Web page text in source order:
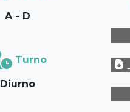
A - D
Turno
Diurno